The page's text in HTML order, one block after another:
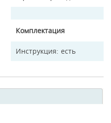
Комплектация
Инструкция есть